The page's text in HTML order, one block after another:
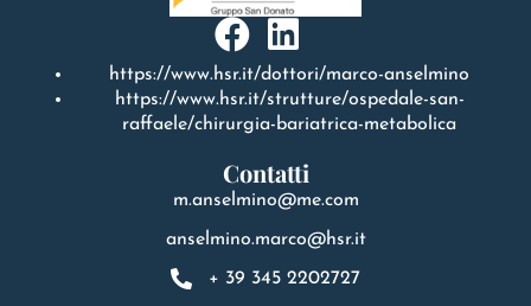
https://www.hsr.it/dottori/marco-anselmino
https://www.hsr.it/strutture/ospedale-san-
raffaele/chirurgia-bariatrica-metabolica
Contatti
m.anselmino@me.com
anselmino.marco@hsr.it
+ 39 345 2202727